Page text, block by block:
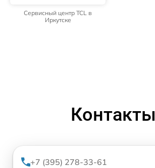
Сервисный центр TCL в
Иркутске
Контакты
+7 (395) 278-33-61